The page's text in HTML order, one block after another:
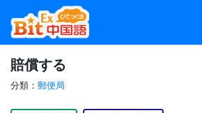
賠償する
分類： 郵便局